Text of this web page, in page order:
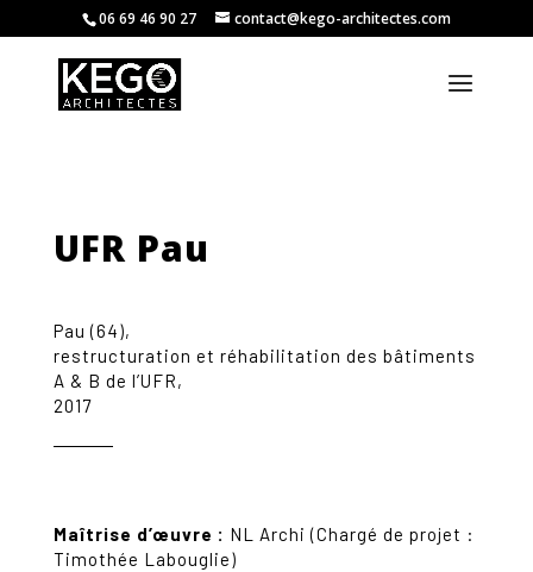
06 69 46 90 27 contact@kego-architectes.com
UFR Pau
Pau (64),
restructuration et réhabilitation des bâtiments
A & B de l’UFR,
2017
Maîtrise d’œuvre : NL Archi (Chargé de projet :
Timothée Labouglie)